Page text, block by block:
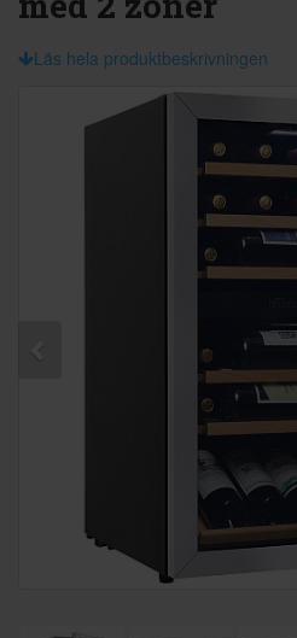
Läs hela produktbeskrivningen